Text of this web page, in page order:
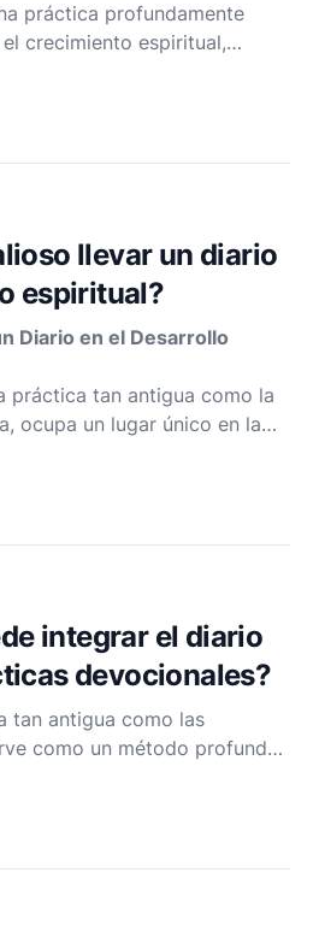
práctica profundamente
crecimiento espiritual,
sobre tu viaje
sobre tu fe. Como pastor
creo que llevar un
llevar un diario
espiritual?
Diario en el Desarrollo
práctica tan antigua como la
ocupa un lugar único en la
actividad personal y
puente que conecta
integrar el diario
devocionales?
tan antigua como las
como un método profundo
otras prácticas devocionales,
estas actividades, sino que
relación con Dios. Esta